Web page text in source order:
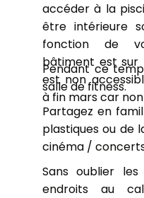
accéder à la
être intérieure
fonction de
bâtiment est sur
est non
à fin mars car
Pendant ce
salle de fitness.
Partagez en
plastiques ou de
cinéma /
Sans oublier
endroits au